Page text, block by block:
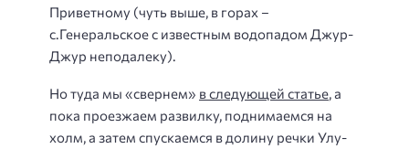
Приветному (чуть выше, в горах –
с.Генеральское с известным водопадом Джур-
Джур неподалеку).
Но туда мы «свернем» в следующей статье, а
пока проезжаем развилку, поднимаемся на
холм, а затем спускаемся в долину речки Улу-